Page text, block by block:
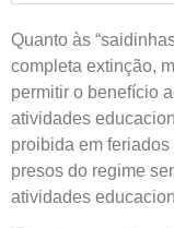
Quanto às
completa extinção,
permitir o benefício
atividades
proibida em
presos do regime
atividades